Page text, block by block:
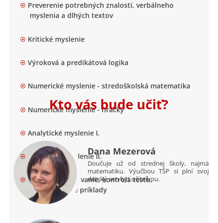
Preverenie potrebných znalostí, verbálneho
myslenia a dlhých textov
Kritické myslenie
Výroková a predikátová logika
Numerické myslenie - stredoškolská matematika
Numerické myslenie - hračky
Analytické myslenie I.
Analytické myslenie II.
Záverečné testovanie, kontrola testu,
problematické príklady
Kto vás bude učiť?
Dana Mezerová
Doučuje už od strednej školy, najmä
matematiku. Výučbou TŠP si plní svoj
detský sen byť učiteľkou.